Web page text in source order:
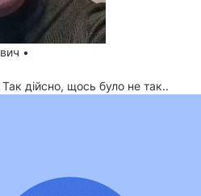
•
дійсно, щось було не так..